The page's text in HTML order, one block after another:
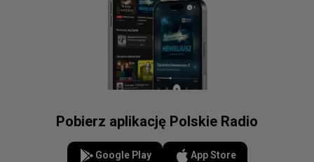
Pobierz aplikację Polskie Radio
Google Play App Store